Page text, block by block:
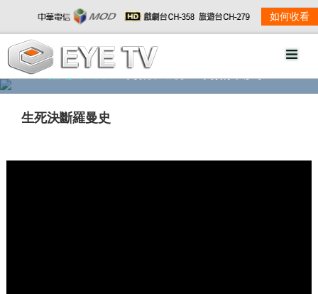
如何收看
精彩影音 劇情大綱
生死決斷羅曼史